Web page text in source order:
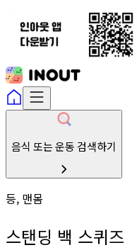
음식 또는 운동 검색하기
등, 맨몸
스탠딩 백 스퀴즈